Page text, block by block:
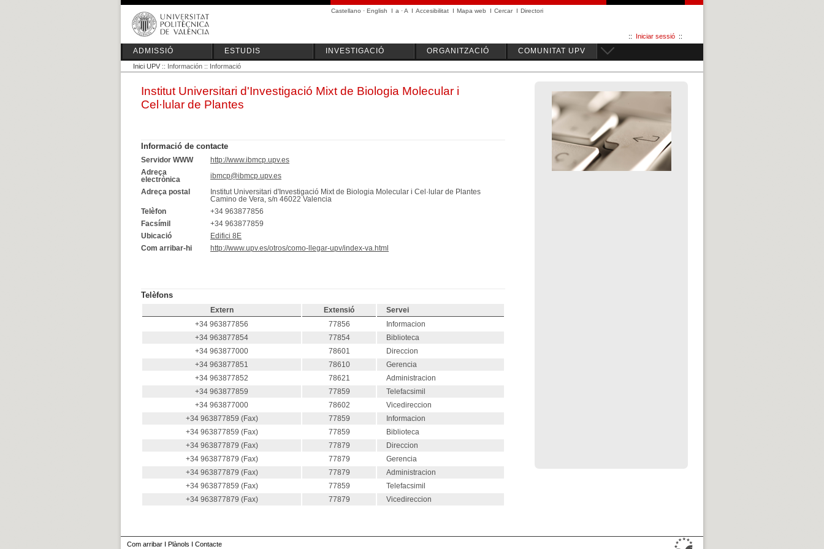
Castellano · English I a ·A I Accesibilitat I Mapa web I Cercar I Directori
:: Iniciar sessió ::
ADMISSIÓ ESTUDIS INVESTIGACIÓ ORGANITZACIÓ COMUNITAT UPV
Inici UPV :: Información :: Informació
Institut Universitari d'Investigació Mixt de Biologia Molecular i
Cel·lular de Plantes
Informació de contacte
Servidor WWW
http://www.ibmcp.upv.es
Adreça
electrònica
ibmcp@ibmcp.upv.es
Adreça postal
Institut Universitari d'Investigació Mixt de Biologia Molecular i Cel·lular de Plantes
Camino de Vera, s/n 46022 Valencia
Telèfon
+34 963877856
Facsímil
+34 963877859
Ubicació
Edifici 8E
Com arribar-hi
http://www.upv.es/otros/como-llegar-upv/index-va.html
Telèfons
Extern Extensió
Servei
+34 963877856
77856
Informacion
+34 963877854
77854
Biblioteca
+34 963877000
78601
Direccion
+34 963877851
78610
Gerencia
+34 963877852
78621
Administracion
+34 963877859
77859
Telefacsimil
+34 963877000
78602
Vicedireccion
+34 963877859 (Fax)
77859
Informacion
+34 963877859 (Fax)
77859
Biblioteca
+34 963877879 (Fax)
77879
Direccion
+34 963877879 (Fax)
77879
Gerencia
+34 963877879 (Fax)
77879
Administracion
+34 963877859 (Fax)
77859
Telefacsimil
+34 963877879 (Fax)
77879 Vicedireccion
Com arribar I Plànols I Contacte